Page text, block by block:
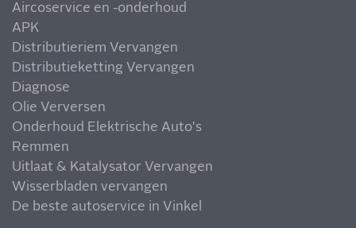
Aircoservice en -onderhoud
APK
Distributieriem Vervangen
Distributieketting Vervangen
Diagnose
Olie Verversen
Onderhoud Elektrische Auto's
Remmen
Uitlaat & Katalysator Vervangen
Wisserbladen vervangen
De beste autoservice in Vinkel